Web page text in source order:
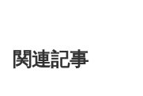
関連記事